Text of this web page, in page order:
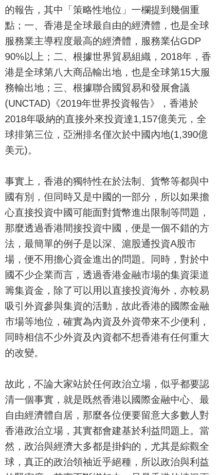
的報告，其中「策略性地位」一欄提到幾個重
點；一、香港是全球最自由的經濟體，也是全球
服務業主導程度最高的經濟體，服務業佔GDP
90%以上；二、根據世界貿易組織，2018年，香
港是全球第八大商品輸出地，也是全球第15大服
務輸出地；三、根據聯合國貿易和發展會議
(UNCTAD)《2019年世界投資報告》，香港於
2018年吸納的直接外來投資達1,157億美元，全
球排第三位，亞洲排名僅次於中國內地(1,390億
美元)。
事實上，香港的獨特性在於法制、貨幣等都與中
國有別，但同時又是中國的一部分，所以如果擔
心直接投資中國可能面對貨幣進出限制等問題，
那麼透過香港間接投資中國，便是一個不錯的方
法，最簡單的例子是以深、滬股通投資A股市
場，便不用擔心資金進出的問題。同時，對於中
國不少企業而言，透過香港金融市場的集資渠道
籌集資金，除了可以用以直接投資海外，亦較易
吸引外資參與集資的活動，故此香港的國際金融
市場等地位，確實為內資及外資帶來不少便利，
同時相信不少外資及內資都不想香港有任何重大
的改變。
故此，不論大家站於任何政治立場，似乎都要認
清一個事實，就是既然香港以國際金融中心、最
自由經濟體自居，那麼各位便要留意大多數人對
香港政治立場，其實都會建基於利益問題上。當
然，政治與經濟大多都是掛鈎的，尤其是綜觀全
球，真正的政治領袖近乎絕種，所以政治與利益